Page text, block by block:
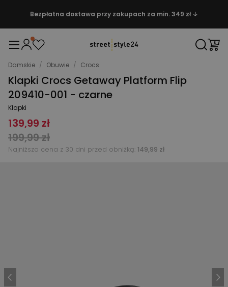
Bezpłatna dostawa przy zakupach za min. 349 zł ↓
Damskie / Obuwie / Crocs
Klapki Crocs Getaway Platform Flip
209410-001 - czarne
Klapki
139,99 zł
199,99 zł
Najniższa cena z 30 dni przed obniżką: 149,99 zł